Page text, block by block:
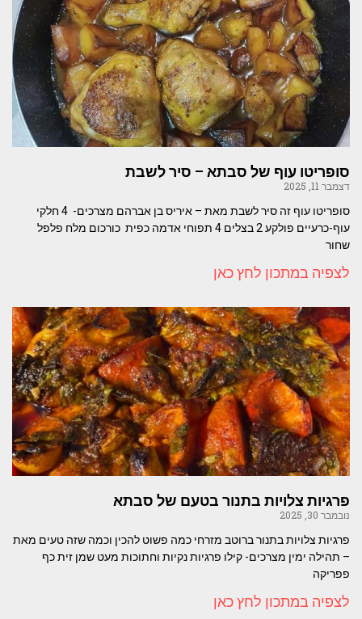
סופריטו עוף של סבתא – סיר לשבת
דצמבר 11, 2025
סופריטו עוף זה סיר לשבת מאת – איריס בן אברהם מצרכים- 4 חלקי
עוף-כרעיים פולקע 2 בצלים 4 תפוחי אדמה כפית כורכום מלח פלפל
שחור
לצפיה במתכון לחץ כאן
פרגיות צלויות בתנור בטעם של סבתא
נובמבר 30, 2025
פרגיות צלויות בתנור ברוטב מזרחי כמה פשוט להכין וכמה שזה טעים מאת
– תהילה ימין מצרכים- קילו פרגיות נקיות וחתוכות מעט שמן זית כף
פפריקה
לצפיה במתכון לחץ כאן